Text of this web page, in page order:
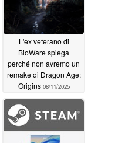
L'ex veterano di
BioWare spiega
perché non avremo un
remake di Dragon Age:
Origins 08/11/2025